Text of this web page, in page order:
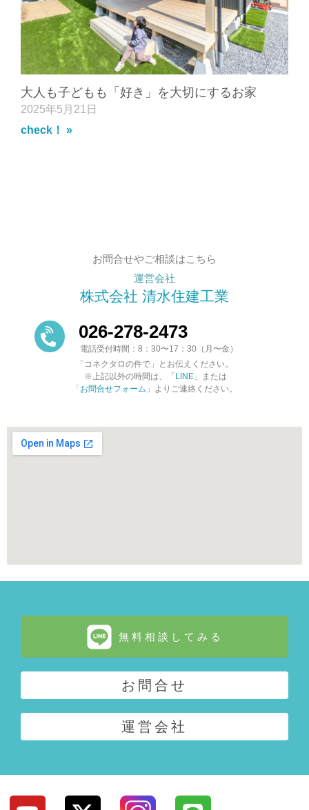
大人も子どもも「好き」を大切にするお家
2025年5月21日
check！ »
お問合せやご相談はこちら
運営会社
株式会社 清水住建工業
026-278-2473
電話受付時間：8：30〜17：30（月〜金）
「コネクタロの件で」とお伝えください。
※上記以外の時間は、「 LINE 」または
「 お問合せフォーム 」よりご連絡ください。
無料相談してみる
お問合せ
運営会社